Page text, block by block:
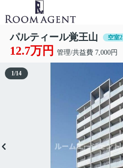
パルティール覚王山 空室2
12.7万円 管理/共益費 7,000円
1/14